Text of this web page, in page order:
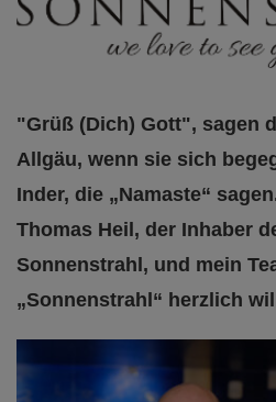
"Grüß (Dich) Gott", sagen
Allgäu, wenn sie sich
Inder, die „Namaste“
Thomas Heil, der Inhaber
Sonnenstrahl, und mein
„Sonnenstrahl“ herzlich